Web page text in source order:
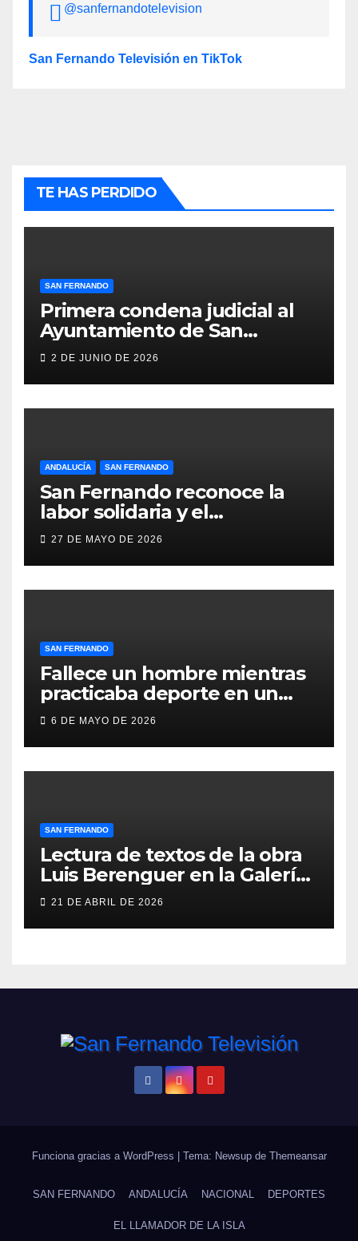
@sanfernandotelevision
San Fernando Televisión en TikTok
TE HAS PERDIDO
SAN FERNANDO
Primera condena judicial al
Ayuntamiento de San
Fernando por negar
locales lesionados en acto de
servicio
2 DE JUNIO DE 2026
ANDALUCÍA SAN FERNANDO
San Fernando reconoce la
labor solidaria y el
compromiso social de Juan y
San Fernando
27 DE MAYO DE 2026
SAN FERNANDO
Fallece un hombre mientras
practicaba deporte en un
gimnasio de San Fernando
6 DE MAYO DE 2026
SAN FERNANDO
Lectura de textos de la obra
Luis Berenguer en la Galería
ERA
21 DE ABRIL DE 2026
Funciona gracias a WordPress Tema: Newsup de Themeansar
SAN FERNANDO ANDALUCÍA NACIONAL DEPORTES
EL LLAMADOR DE LA ISLA